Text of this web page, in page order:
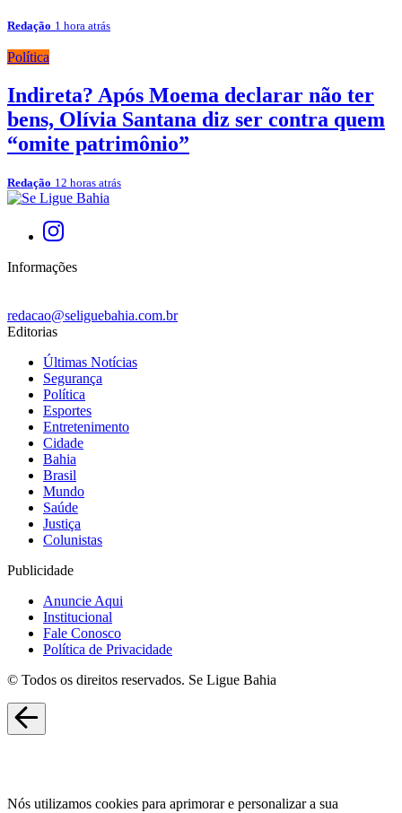
Redação 1 hora atrás
Política
Indireta? Após Moema declarar não ter
bens, Olívia Santana diz ser contra quem
“omite patrimônio”
Redação 12 horas atrás
Informações
redacao@seliguebahia.com.br
Editorias
Últimas Notícias
Segurança
Política
Esportes
Entretenimento
Cidade
Bahia
Brasil
Mundo
Saúde
Justiça
Colunistas
Publicidade
Anuncie Aqui
Institucional
Fale Conosco
Política de Privacidade
© Todos os direitos reservados. Se Ligue Bahia
Nós utilizamos cookies para aprimorar e personalizar a sua